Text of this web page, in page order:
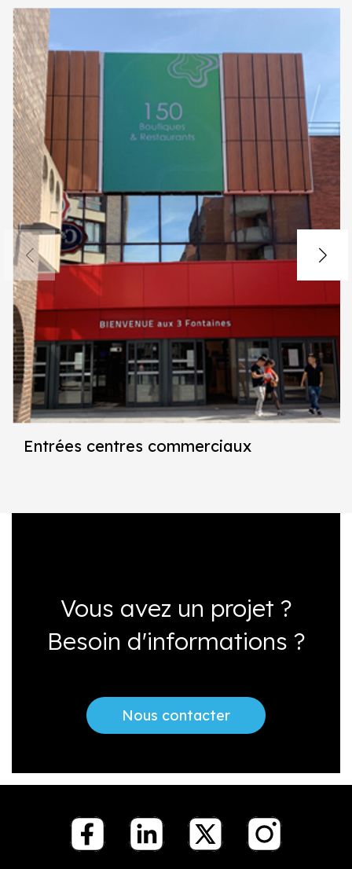
Entrées centres commerciaux
Vous avez un projet ?
Besoin d'informations ?
Nous contacter